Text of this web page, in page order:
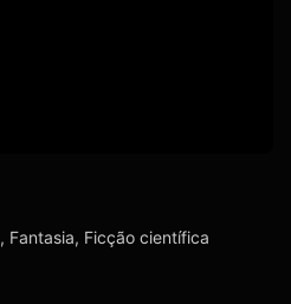
, Fantasia, Ficção científica